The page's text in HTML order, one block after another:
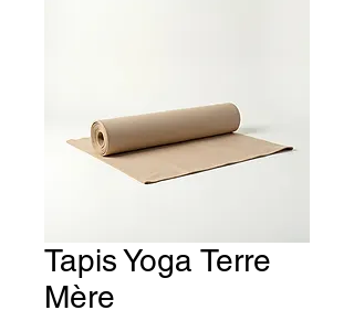
Tapis Yoga Terre
Mère